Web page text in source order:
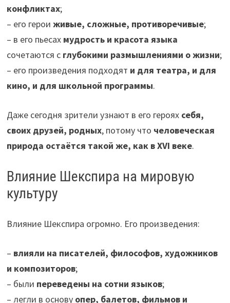
конфликтах;
– его герои живые, сложные, противоречивые;
– в его пьесах мудрость и красота языка
сочетаются с глубокими размышлениями о жизни;
– его произведения подходят и для театра, и для
кино, и для школьной программы.
Даже сегодня зрители узнают в его героях себя,
своих друзей, родных, потому что человеческая
природа остаётся такой же, как в XVI веке.
Влияние Шекспира на мировую
культуру
Влияние Шекспира огромно. Его произведения:
– влияли на писателей, философов, художников
и композиторов;
– были переведены на сотни языков;
– легли в основу опер, балетов, фильмов и